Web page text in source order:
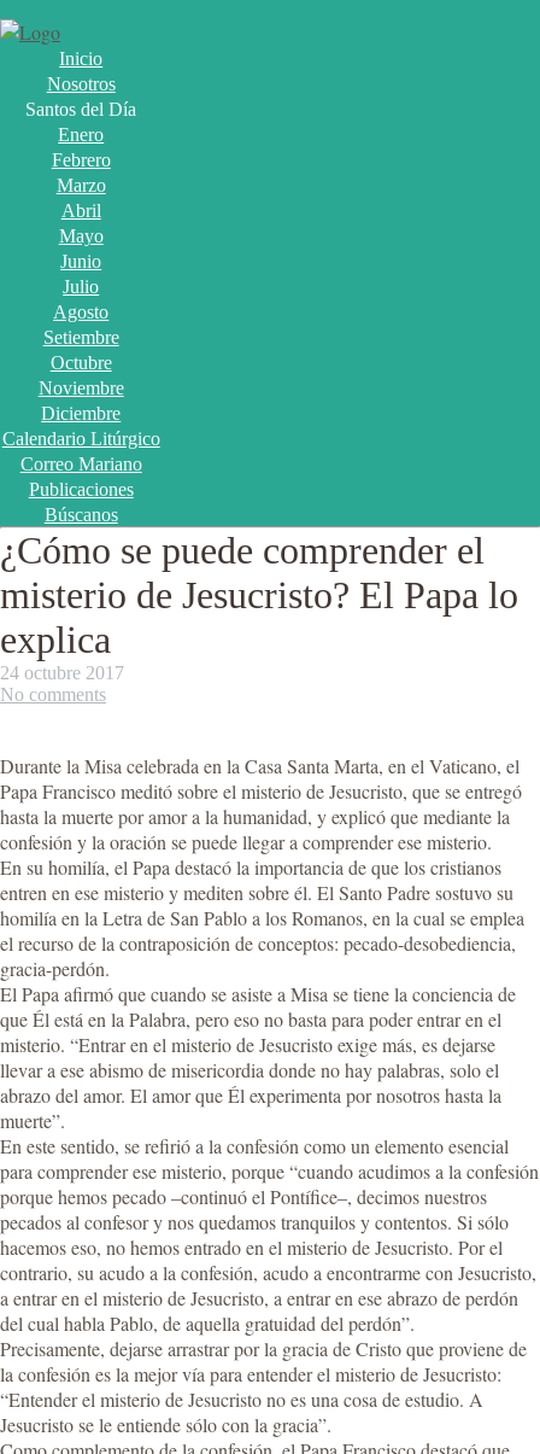
Inicio
Nosotros
Santos del Día
Enero
Febrero
Marzo
Abril
Mayo
Junio
Julio
Agosto
Setiembre
Octubre
Noviembre
Diciembre
Calendario Litúrgico
Correo Mariano
Publicaciones
Búscanos
¿Cómo se puede comprender el
misterio de Jesucristo? El Papa lo
explica
24 octubre 2017
No comments
Durante la Misa celebrada en la Casa Santa Marta, en el Vaticano, el
Papa Francisco meditó sobre el misterio de Jesucristo, que se entregó
hasta la muerte por amor a la humanidad, y explicó que mediante la
confesión y la oración se puede llegar a comprender ese misterio.
En su homilía, el Papa destacó la importancia de que los cristianos
entren en ese misterio y mediten sobre él. El Santo Padre sostuvo su
homilía en la Letra de San Pablo a los Romanos, en la cual se emplea
el recurso de la contraposición de conceptos: pecado-desobediencia,
gracia-perdón.
El Papa afirmó que cuando se asiste a Misa se tiene la conciencia de
que Él está en la Palabra, pero eso no basta para poder entrar en el
misterio. “Entrar en el misterio de Jesucristo exige más, es dejarse
llevar a ese abismo de misericordia donde no hay palabras, solo el
abrazo del amor. El amor que Él experimenta por nosotros hasta la
muerte”.
En este sentido, se refirió a la confesión como un elemento esencial
para comprender ese misterio, porque “cuando acudimos a la confesión
porque hemos pecado –continuó el Pontífice–, decimos nuestros
pecados al confesor y nos quedamos tranquilos y contentos. Si sólo
hacemos eso, no hemos entrado en el misterio de Jesucristo. Por el
contrario, su acudo a la confesión, acudo a encontrarme con Jesucristo,
a entrar en el misterio de Jesucristo, a entrar en ese abrazo de perdón
del cual habla Pablo, de aquella gratuidad del perdón”.
Precisamente, dejarse arrastrar por la gracia de Cristo que proviene de
la confesión es la mejor vía para entender el misterio de Jesucristo:
“Entender el misterio de Jesucristo no es una cosa de estudio. A
Jesucristo se le entiende sólo con la gracia”.